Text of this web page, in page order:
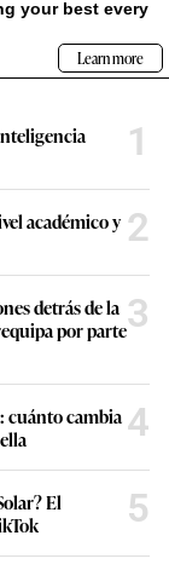
1
académico y 2
detrás de la
por parte3
cuánto cambia 4
El
5